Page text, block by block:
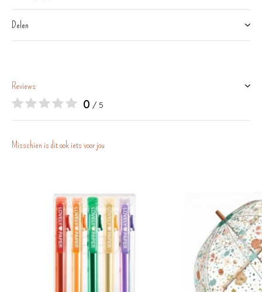
Delen
Reviews
0 / 5
Misschien is dit ook iets voor jou